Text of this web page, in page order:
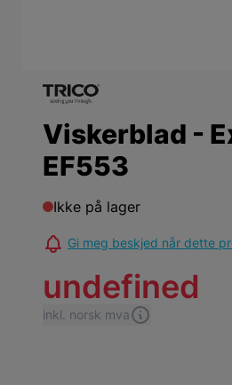
Viskerblad -
EF553
Ikke på lager
Gi meg beskjed når dette
undefined
inkl. norsk mva